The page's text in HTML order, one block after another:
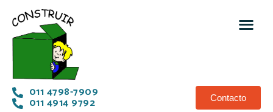
011 4798-7909
011 4914 9792 Contacto